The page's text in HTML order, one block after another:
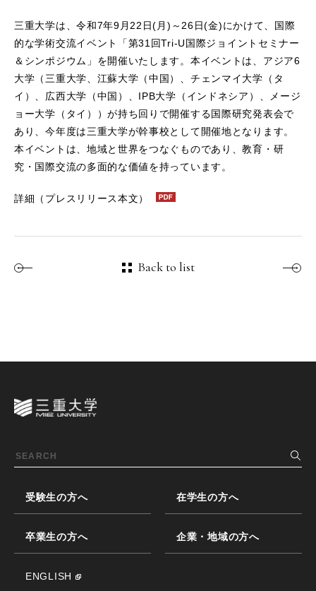
三重大学は、令和7年9月22日(月)～26日(金)にかけて、国際
的な学術交流イベント「第31回Tri-U国際ジョイントセミナー
＆シンポジウム」を開催いたします。本イベントは、アジア6
大学（三重大学、江蘇大学（中国）、チェンマイ大学（タ
イ）、広西大学（中国）、IPB大学（インドネシア）、メージ
ョー大学（タイ））が持ち回りで開催する国際研究発表会で
あり、今年度は三重大学が幹事校として開催地となります。
本イベントは、地域と世界をつなぐものであり、教育・研
究・国際交流の多面的な価値を持っています。
詳細（プレスリリース本文）
Back to list
受験生の方へ 在学生の方へ
卒業生の方へ 企業・地域の方へ
ENGLISH